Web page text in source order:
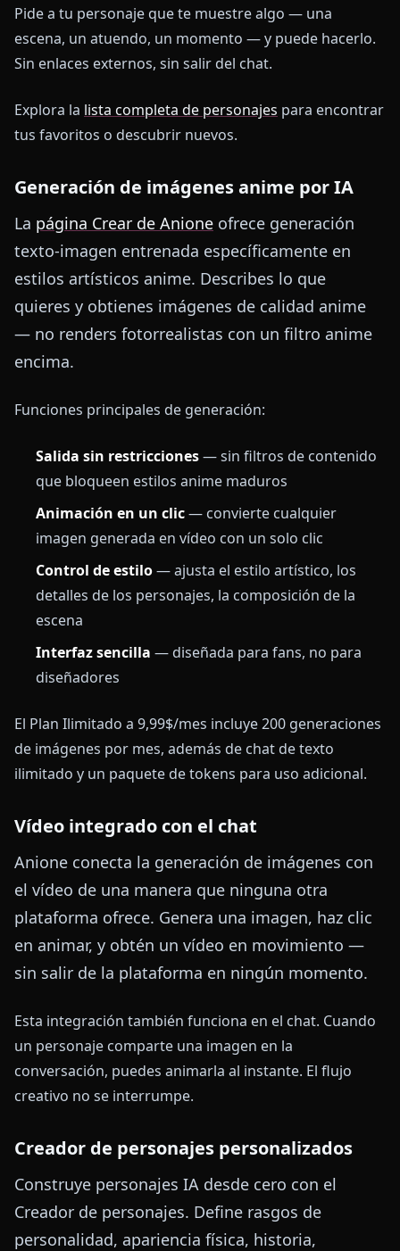
Pide a tu personaje que te muestre algo — una
escena, un atuendo, un momento — y puede hacerlo.
Sin enlaces externos, sin salir del chat.
Explora la lista completa de personajes para encontrar
tus favoritos o descubrir nuevos.
Generación de imágenes anime por IA
La página Crear de Anione ofrece generación
texto-imagen entrenada específicamente en
estilos artísticos anime. Describes lo que
quieres y obtienes imágenes de calidad anime
— no renders fotorrealistas con un filtro anime
encima.
Funciones principales de generación:
Salida sin restricciones— sin filtros de contenido
que bloqueen estilos anime maduros
Animación en un clic— convierte cualquier
imagen generada en vídeo con un solo clic
Control de estilo— ajusta el estilo artístico, los
detalles de los personajes, la composición de la
escena
Interfaz sencilla — diseñada para fans, no para
diseñadores
El Plan Ilimitado a 9,99$/mes incluye 200 generaciones
de imágenes por mes, además de chat de texto
ilimitado y un paquete de tokens para uso adicional.
Vídeo integrado con el chat
Anione conecta la generación de imágenes con
el vídeo de una manera que ninguna otra
plataforma ofrece. Genera una imagen, haz clic
en animar, y obtén un vídeo en movimiento —
sin salir de la plataforma en ningún momento.
Esta integración también funciona en el chat. Cuando
un personaje comparte una imagen en la
conversación, puedes animarla al instante. El flujo
creativo no se interrumpe.
Creador de personajes personalizados
Construye personajes IA desde cero con el
Creador de personajes. Define rasgos de
personalidad, apariencia física, historia,